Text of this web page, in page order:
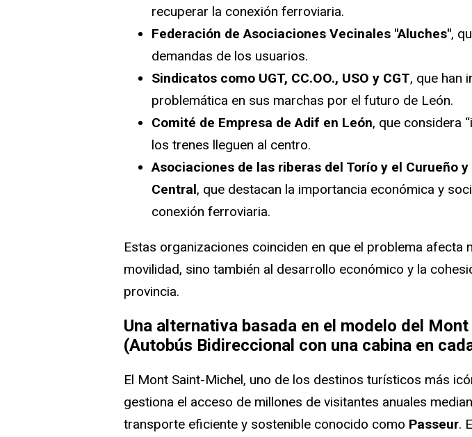
recuperar la conexión ferroviaria.
Federación de Asociaciones Vecinales "Aluches",
demandas de los usuarios.
Sindicatos como UGT, CC.OO., USO y CGT, que han
problemática en sus marchas por el futuro de León.
Comité de Empresa de Adif en León, que considera
los trenes lleguen al centro.
Asociaciones de las riberas del Torío y el Curueño
Central, que destacan la importancia económica y
conexión ferroviaria.
Estas organizaciones coinciden en que el problema afecta
movilidad, sino también al desarrollo económico y la
provincia.
Una alternativa basada en el modelo del
(Autobús Bidireccional con una cabina en
El Mont Saint-Michel, uno de los destinos turísticos más
gestiona el acceso de millones de visitantes anuales
transporte eficiente y sostenible conocido como Passeur.